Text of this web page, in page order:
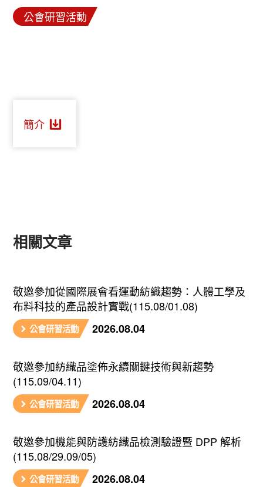
公會研習活動
簡介
相關文章
敬邀參加從國際展會看運動紡織趨勢：人體工學及
布料科技的產品設計實戰(115.08/01.08)
公會研習活動 2026.08.04
敬邀參加紡織品塗佈永續關鍵技術與新趨勢
(115.09/04.11)
公會研習活動 2026.08.04
敬邀參加機能與防護紡織品檢測驗證暨 DPP 解析
(115.08/29.09/05)
公會研習活動 2026.08.04